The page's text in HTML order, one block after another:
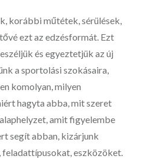
korábbi műtétek, sérülések,
ezt az edzésformát. Ezt
és egyeztetjük az új
a sportolási szokásaira,
komolyan, milyen
hagyta abba, mit szeret
amit figyelembe
segít abban, kizárjunk
eszközöket.